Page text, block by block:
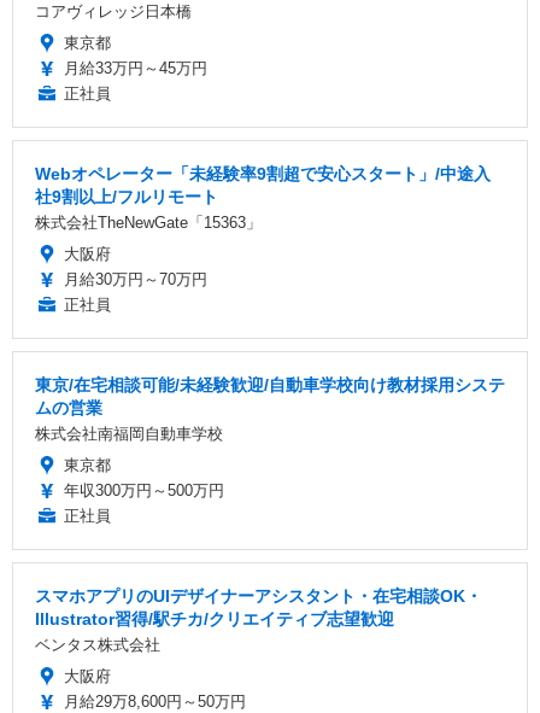
コアヴィレッジ日本橋
東京都
月給33万円～45万円
正社員
Webオペレーター「未経験率9割超で安心スタート」/中途入
社9割以上/フルリモート
株式会社TheNewGate「15363」
大阪府
月給30万円～70万円
正社員
東京/在宅相談可能/未経験歓迎/自動車学校向け教材採用システ
ムの営業
株式会社南福岡自動車学校
東京都
年収300万円～500万円
正社員
スマホアプリのUIデザイナーアシスタント・在宅相談OK・
Illustrator習得/駅チカ/クリエイティブ志望歓迎
ベンタス株式会社
大阪府
月給29万8,600円～50万円